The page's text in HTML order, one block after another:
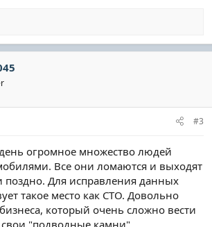
#3
огромное множество людей
Все они ломаются и выходят
поздно. Для исправления данных
такое место как СТО. Довольно
который очень сложно вести